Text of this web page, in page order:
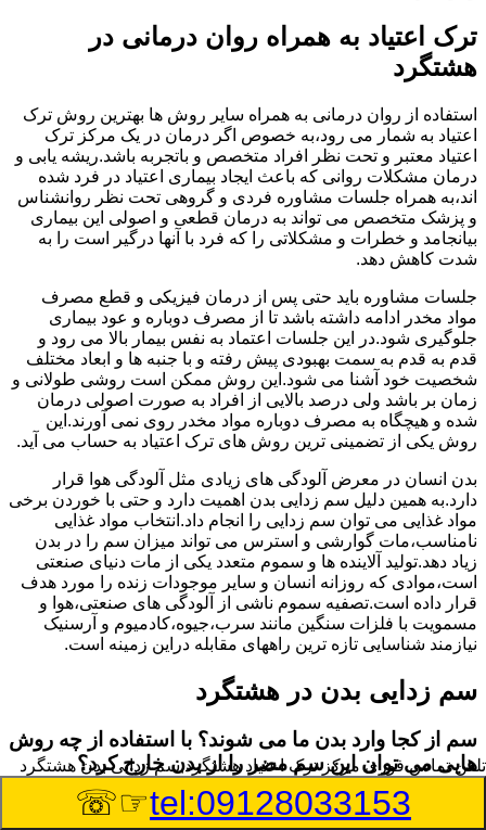
ترک اعتیاد به همراه روان درمانی در
هشتگرد
استفاده از روان درمانی به همراه سایر روش ها بهترین روش ترک
اعتیاد به شمار می رود،به خصوص اگر درمان در یک مرکز ترک
اعتیاد معتبر و تحت نظر افراد متخصص و باتجربه باشد.ریشه یابی و
درمان مشکلات روانی که باعث ایجاد بیماری اعتیاد در فرد شده
اند،به همراه جلسات مشاوره فردی و گروهی تحت نظر روانشناس
و پزشک متخصص می تواند به درمان قطعی و اصولی این بیماری
بیانجامد و خطرات و مشکلاتی را که فرد با آنها درگیر است را به
شدت کاهش دهد.
جلسات مشاوره باید حتی پس از درمان فیزیکی و قطع مصرف
مواد مخدر ادامه داشته باشد تا از مصرف دوباره و عود بیماری
جلوگیری شود.در این جلسات اعتماد به نفس بیمار بالا می رود و
قدم به قدم به سمت بهبودی پیش رفته و با جنبه ها و ابعاد مختلف
شخصیت خود آشنا می شود.این روش ممکن است روشی طولانی و
زمان بر باشد ولی درصد بالایی از افراد به صورت اصولی درمان
شده و هیچگاه به مصرف دوباره مواد مخدر روی نمی آورند.این
روش یکی از تضمینی ترین روش های ترک اعتیاد به حساب می آید.
بدن انسان در معرض آلودگی های زیادی مثل آلودگی هوا قرار
دارد.به همین دلیل سم زدایی بدن اهمیت دارد و حتی با خوردن برخی
مواد غذایی می توان سم زدایی را انجام داد.انتخاب مواد غذایی
نامناسب،مات گوارشی و استرس می تواند میزان سم را در بدن
زیاد دهد.تولید آلاینده ها و سموم متعدد یکی از مات دنیای صنعتی
است،موادی که روزانه انسان و سایر موجودات زنده را مورد هدف
قرار داده است.تصفیه سموم ناشی از آلودگی های صنعتی،هوا و
مسمویت با فلزات سنگین مانند سرب،جیوه،کادمیوم و آرسنیک
نیازمند شناسایی تازه ترین راههای مقابله دراین زمینه است.
سم زدایی بدن در هشتگرد
سم از کجا وارد بدن ما می شوند؟ با استفاده از چه روش
هایی می توان این سم مضر را از بدن خارج کرد؟
بطور کلی سم موجود در بدن به دو گروه عمده تقسیم می
تلفن تماس فوریمرکز ترک اعتیاد هشتگرد,سم زدایی بدن هشتگرد
tel:09128033153
☞☏